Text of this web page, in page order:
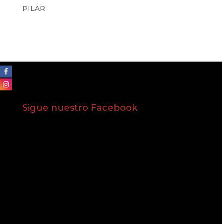
PILAR
Sigue nuestro Facebook